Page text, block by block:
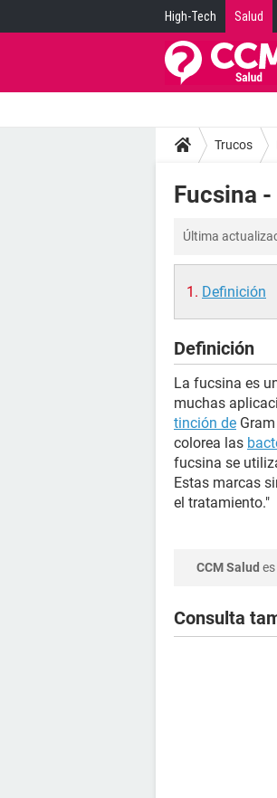
High-Tech Salud
Trucos
Fucsina
Última
Definición
Definición
La fucsina es
muchas
tinción de
colorea las
fucsina se
Estas marcas
el tratamiento."
CCM Salud
Consulta